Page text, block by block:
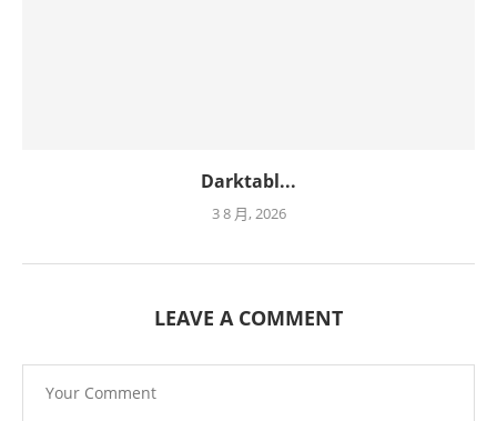
Darktabl...
3 8 月, 2026
LEAVE A COMMENT